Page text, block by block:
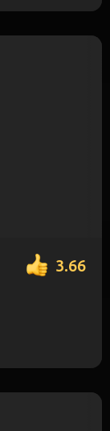
3.66